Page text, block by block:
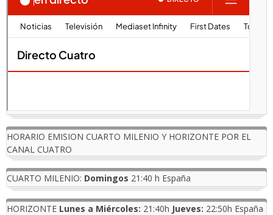
HORARIO EMISION CUARTO MILENIO Y HORIZONTE POR EL
CANAL CUATRO
CUARTO MILENIO: Domingos 21:40 h España
HORIZONTE Lunes a Miércoles: 21:40h Jueves: 22:50h España